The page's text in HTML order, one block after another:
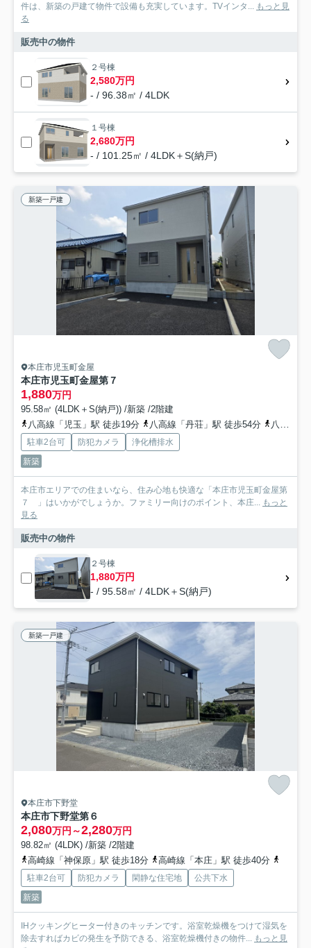
件は、新築の戸建て物件で設備も充実しています。TVインタ... もっと見
る
販売中の物件
２号棟
2,580万円
- / 96.38㎡ / 4LDK
１号棟
2,680万円
- / 101.25㎡ / 4LDK＋S(納戸)
新築一戸建
本庄市児玉町金屋
本庄市児玉町金屋第７
1,880万円
95.58㎡ (4LDK＋S(納戸)) /新築 /2階建
八高線「児玉」駅 徒歩19分
八高線「丹荘」駅 徒歩54分 八高線「松久」駅 徒歩80分
駐車2台可 防犯カメラ
浄化槽排水
新築
本庄市エリアでの住まいなら、住み心地も快適な「本庄市児玉町金屋第
７ 」はいかがでしょうか。ファミリー向けのポイント、本庄... もっと
見る
販売中の物件
２号棟
1,880万円
- / 95.58㎡ / 4LDK＋S(納戸)
新築一戸建
本庄市下野堂
本庄市下野堂第６
2,080万円～2,280万円
98.82㎡ (4LDK) /新築 /2階建
高崎線「神保原」駅 徒歩18分
高崎線「本庄」駅 徒歩40分
駐車2台可 防犯カメラ 閑静な住宅地
公共下水
新築
IHクッキングヒーター付きのキッチンです。浴室乾燥機をつけて湿気を
除去すればカビの発生を予防できる、浴室乾燥機付きの物件... もっと見